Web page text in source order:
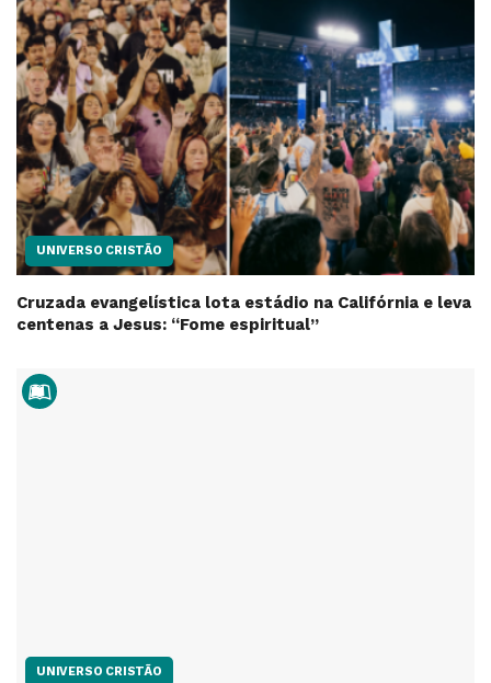
UNIVERSO CRISTÃO
Cruzada evangelística lota estádio na Califórnia e leva
centenas a Jesus: “Fome espiritual”
UNIVERSO CRISTÃO